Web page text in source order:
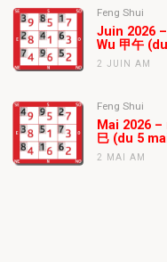
Feng Shui
Juin 2026
Wu 甲午
2 JUIN AM
Feng Shui
Mai 2026
巳 (du 5
2 MAI AM